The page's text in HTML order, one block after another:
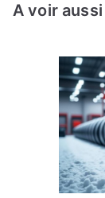
A voir aussi